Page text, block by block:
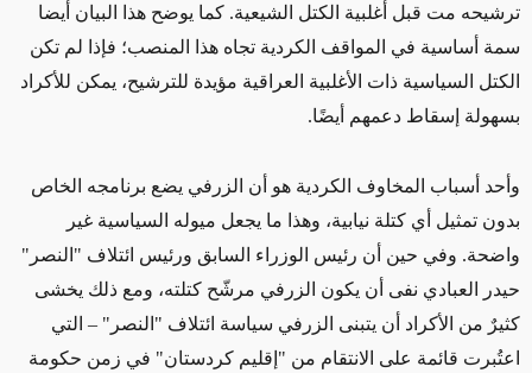
ترشيحه مت قبل أغلبية الكتل الشيعية. كما يوضح هذا البيان أيضا
سمة أساسية في المواقف الكردية تجاه هذا المنصب؛ فإذا لم تكن
الكتل السياسية ذات الأغلبية العراقية مؤيدة للترشيح، يمكن للأكراد
بسهولة إسقاط دعمهم أيضًا.
وأحد أسباب المخاوف الكردية هو أن الزرفي يضع برنامجه الخاص
بدون تمثيل أي كتلة نيابية، وهذا ما يجعل ميوله السياسية غير
واضحة. وفي حين أن رئيس الوزراء السابق ورئيس ائتلاف "النصر"
حيدر العبادي نفى أن يكون الزرفي مرشّح كتلته، ومع ذلك يخشى
كثيرٌ من الأكراد أن يتبنى الزرفي سياسة ائتلاف "النصر" – التي
اعتُبرت قائمة على الانتقام من "إقليم كردستان" في زمن حكومة